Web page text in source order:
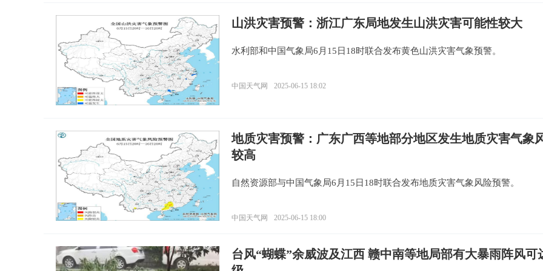
山洪灾害预警：浙江广东局地发生山洪灾害可能性较大
水利部和中国气象局6月15日18时联合发布黄色山洪灾害气象预警。
中国天气网 2025-06-15 18:02
地质灾害预警：广东广西等地部分地区发生地质灾害气象
较高
自然资源部与中国气象局6月15日18时联合发布地质灾害气象风险预警。
中国天气网 2025-06-15 18:00
台风“蝴蝶”余威波及江西 赣中南等地局部有大暴雨阵风可